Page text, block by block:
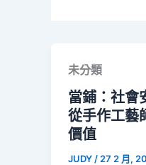
未分類
當鋪：社
從手作工藝
價值
JUDY / 27 2 月,